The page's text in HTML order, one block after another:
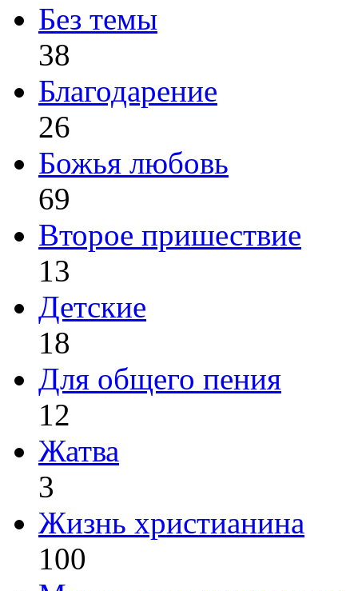
Без темы
38
Благодарение
26
Божья любовь
69
Второе пришествие
13
Детские
18
Для общего пения
12
Жатва
3
Жизнь христианина
100